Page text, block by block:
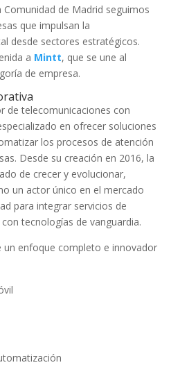
Comunidad de Madrid seguimos
que impulsan la
desde sectores estratégicos.
a Mintt, que se une al
de empresa.
de telecomunicaciones con
en ofrecer soluciones
los procesos de atención
Desde su creación en 2016, la
de crecer y evolucionar,
un actor único en el mercado
para integrar servicios de
tecnologías de vanguardia.
un enfoque completo e innovador